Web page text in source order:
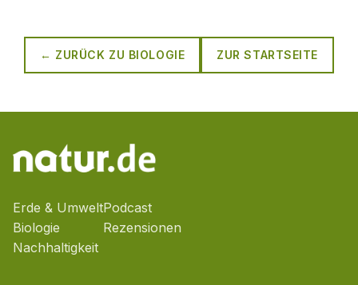
← ZURÜCK ZU BIOLOGIE ZUR STARTSEITE
Erde & Umwelt
Biologie
Nachhaltigkeit
Podcast
Rezensionen